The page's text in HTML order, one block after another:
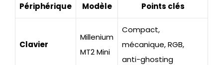
Périphérique Modèle Points clés
Clavier
Millenium
MT2 Mini
Compact,
mécanique, RGB,
anti-ghosting